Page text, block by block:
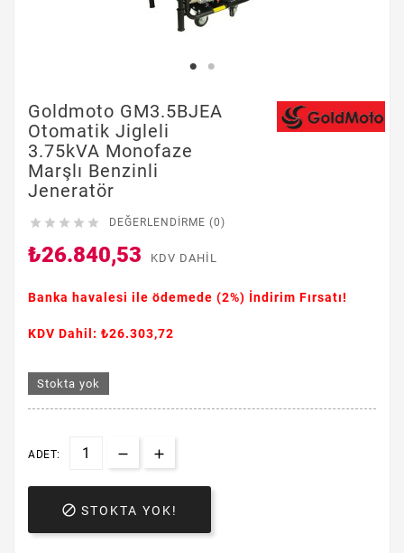
Goldmoto GM3.5BJEA
Otomatik Jigleli
3.75kVA Monofaze
Marşlı Benzinli
Jeneratör
     DEĞERLENDIRME (0)
₺26.840,53 KDV DAHIL
Banka havalesi ile ödemede (2%) İndirim Fırsatı!
KDV Dahil: ₺26.303,72
Stokta yok
ADET:
 STOKTA YOK!